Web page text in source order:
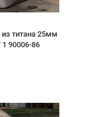
из титана 25мм
90006-86